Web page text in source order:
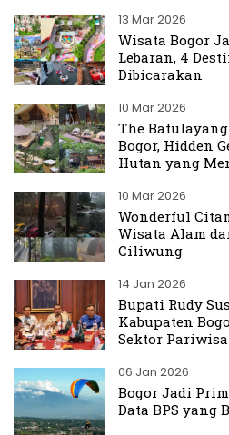
13 Mar 2026
Wisata Bogor
Lebaran, 4
Dibicarakan
10 Mar 2026
The
Bogor, Hidden
Hutan yang
10 Mar 2026
Wonderful
Wisata Alam
Ciliwung
14 Jan 2026
Bupati Rudy
Kabupaten
Sektor
06 Jan 2026
Bogor Jadi
Data BPS yang